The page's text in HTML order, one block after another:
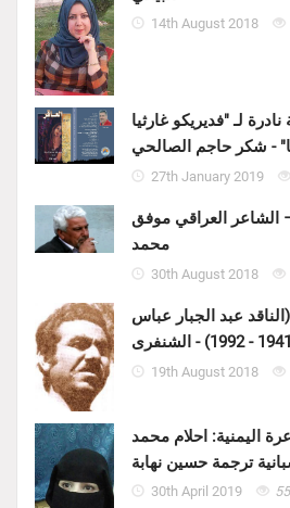
14th August 2018
لـ "فديريكو غارثيا
- شكر حاجم الصالحي
27th January 2019
الشاعر العراقي موفق
محمد
30th August 2018
عبد الجبار عباس
1941 - 1992) - الشنفرى
19th August 2018
اليمنية: احلام محمد
ترجمة حسين نهابة
30th April 2019